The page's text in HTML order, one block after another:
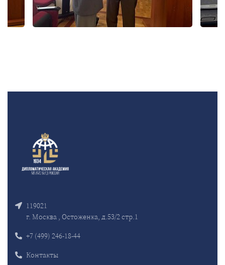
119021
г. Москва , Остоженка, д.53/2 стр.1
+7 (499) 246-18-44
Контакты